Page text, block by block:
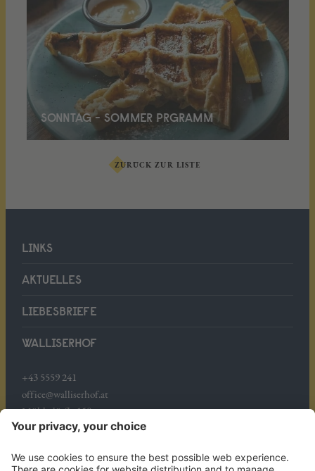
SONNTAG - SOMMER PRGRAMM
ZURÜCK ZUR LISTE
WALLISERHOF
+43 5559 241
office@walliserhof.at
Mühledörfle 158
A-6708 Brand
ANREISE
LINKS
AKTUELLES
LIEBESBRIEFE